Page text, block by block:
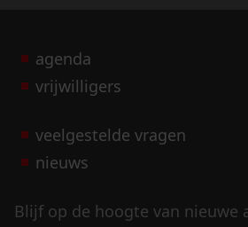
agenda
vrijwilligers
veelgestelde vragen
nieuws
Blijf op de hoogte van nieuwe